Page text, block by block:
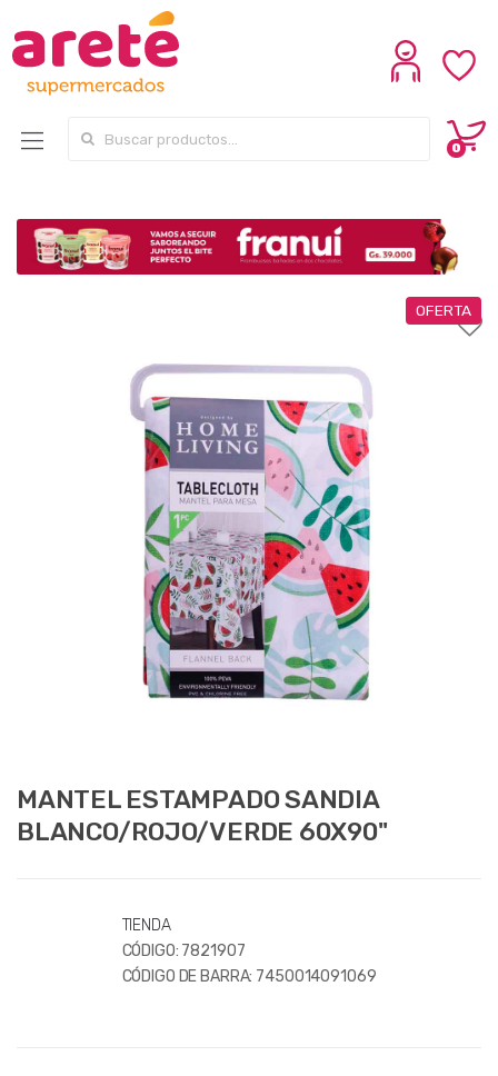
Search for:
0
OFERTA
MANTEL ESTAMPADO SANDIA
BLANCO/ROJO/VERDE 60X90''
TIENDA
CÓDIGO: 7821907
CÓDIGO DE BARRA: 7450014091069